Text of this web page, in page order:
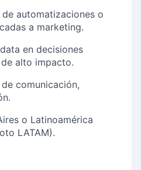
de automatizaciones o
a marketing.
en decisiones
alto impacto.
comunicación,
o Latinoamérica
LATAM).